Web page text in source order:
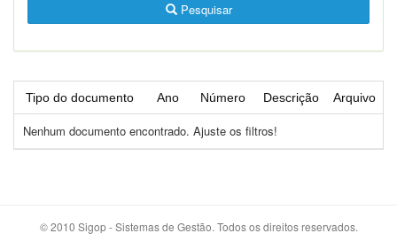
Pesquisar
Tipo do documento Ano Número Descrição Arquivo
Nenhum documento encontrado. Ajuste os filtros!
© 2010 Sigop - Sistemas de Gestão. Todos os direitos reservados.